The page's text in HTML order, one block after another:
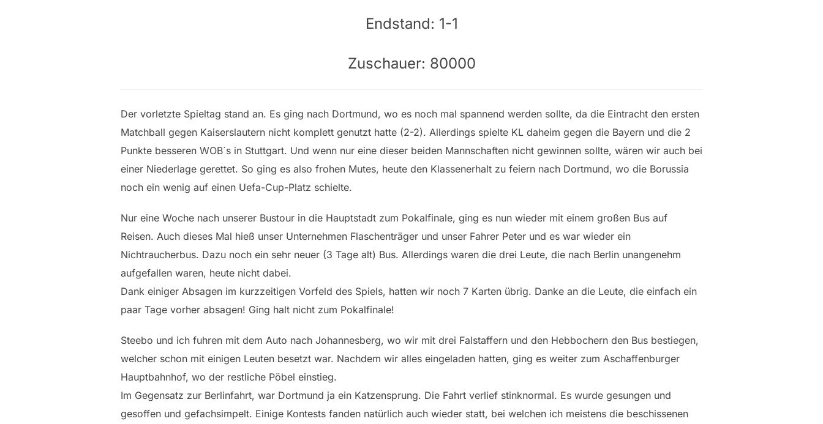
Endstand: 1-1
Zuschauer: 80000
Der vorletzte Spieltag stand an. Es ging nach Dortmund, wo es noch mal spannend werden sollte, da die Eintracht den ersten
Matchball gegen Kaiserslautern nicht komplett genutzt hatte (2-2). Allerdings spielte KL daheim gegen die Bayern und die 2
Punkte besseren WOB´s in Stuttgart. Und wenn nur eine dieser beiden Mannschaften nicht gewinnen sollte, wären wir auch bei
einer Niederlage gerettet. So ging es also frohen Mutes, heute den Klassenerhalt zu feiern nach Dortmund, wo die Borussia
noch ein wenig auf einen Uefa-Cup-Platz schielte.
Nur eine Woche nach unserer Bustour in die Hauptstadt zum Pokalfinale, ging es nun wieder mit einem großen Bus auf
Reisen. Auch dieses Mal hieß unser Unternehmen Flaschenträger und unser Fahrer Peter und es war wieder ein
Nichtraucherbus. Dazu noch ein sehr neuer (3 Tage alt) Bus. Allerdings waren die drei Leute, die nach Berlin unangenehm
aufgefallen waren, heute nicht dabei.
Dank einiger Absagen im kurzzeitigen Vorfeld des Spiels, hatten wir noch 7 Karten übrig. Danke an die Leute, die einfach ein
paar Tage vorher absagen! Ging halt nicht zum Pokalfinale!
Steebo und ich fuhren mit dem Auto nach Johannesberg, wo wir mit drei Falstaffern und den Hebbochern den Bus bestiegen,
welcher schon mit einigen Leuten besetzt war. Nachdem wir alles eingeladen hatten, ging es weiter zum Aschaffenburger
Hauptbahnhof, wo der restliche Pöbel einstieg.
Im Gegensatz zur Berlinfahrt, war Dortmund ja ein Katzensprung. Die Fahrt verlief stinknormal. Es wurde gesungen und
gesoffen und gefachsimpelt. Einige Kontests fanden natürlich auch wieder statt, bei welchen ich meistens die beschissenen